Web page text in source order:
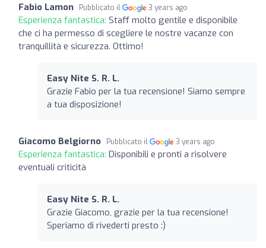
Fabio Lamon Pubblicato il 3 years ago
Esperienza fantastica: Staff molto gentile e disponibile
che ci ha permesso di scegliere le nostre vacanze con
tranquillità e sicurezza. Ottimo!
Easy Nite S. R. L.
Grazie Fabio per la tua recensione! Siamo sempre
a tua disposizione!
Giacomo Belgiorno Pubblicato il 3 years ago
Esperienza fantastica: Disponibili e pronti a risolvere
eventuali criticità
Easy Nite S. R. L.
Grazie Giacomo, grazie per la tua recensione!
Speriamo di rivederti presto :)